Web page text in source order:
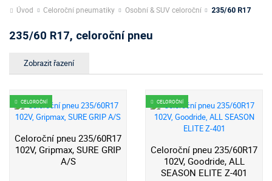
Úvod Celoroční pneumatiky Osobní & SUV celoroční 235/60 R17
235/60 R17, celoroční pneu
CELOROČNÍ
Celoroční pneu 235/60R17
102V, Gripmax, SURE GRIP
A/S
CELOROČNÍ
Celoroční pneu 235/60R17
102V, Goodride, ALL
SEASON ELITE Z-401